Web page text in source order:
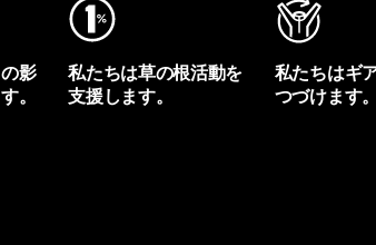
影
。
私たちは草の根活動を
支援します。
私たちはギ
つづけます。